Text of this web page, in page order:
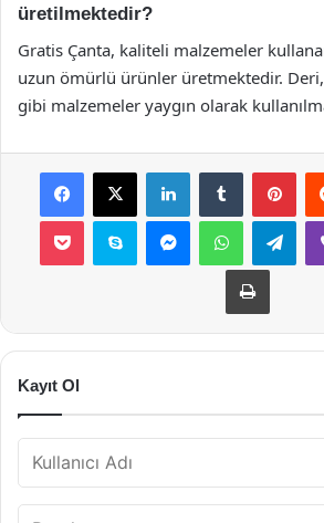
üretilmektedir?
Gratis Çanta, kaliteli malzemeler
uzun ömürlü ürünler üretmektedir.
gibi malzemeler yaygın olarak
Facebook
X LinkedInTumblr
Pocket Skype MessengerWhatsApp
Yazdır
Kayıt Ol